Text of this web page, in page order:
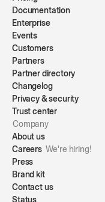
Documentation
Enterprise
Events
Customers
Partners
Partner directory
Changelog
Privacy & security
Trust center
Company
About us
Careers We're hiring!
Press
Brand kit
Contact us
Status